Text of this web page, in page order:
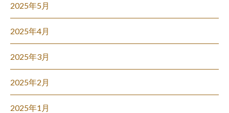
2025年5月
2025年4月
2025年3月
2025年2月
2025年1月